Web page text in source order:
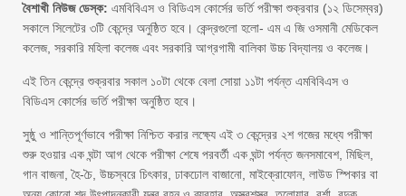
বৈশাখী নিউজ ডেস্ক: এমবিবিএস ও বিডিএস কোর্সের ভর্তি পরীক্ষা শুক্রবার (১২ ডিসেম্বর)
সকালে সিলেটের ৩টি কেন্দ্রে অনুষ্ঠিত হবে। কেন্দ্রগুলো হলো- এম এ জি ওসমানী মেডিকেল
কলেজ, সরকারি মহিলা কলেজ এবং সরকারি আগ্রগামী বালিকা উচ্চ বিদ্যালয় ও কলেজ।
এই তিন কেন্দ্রে শুক্রবার সকাল ১০টা থেকে বেলা সোয়া ১১টা পর্যন্ত এমবিবিএস ও
বিডিএস কোর্সের ভর্তি পরীক্ষা অনুষ্ঠিত হবে।
সুষ্ঠু ও শান্তিপূর্ণভাবে পরীক্ষা নিশ্চিত করার লক্ষ্যে এই ৩ কেন্দ্রের ২শ গজের মধ্যে পরীক্ষা
শুরু হওয়ার এক ঘন্টা আগ থেকে পরীক্ষা শেষে পরবর্তী এক ঘন্টা পর্যন্ত জনসমাবেশ, মিছিল,
গান বাজনা, হৈ-চৈ, উচ্চস্বরে চিৎকার, ঢাকঢোল বাজানো, মাইক্রোফোন, লাউড স্পিকার বা